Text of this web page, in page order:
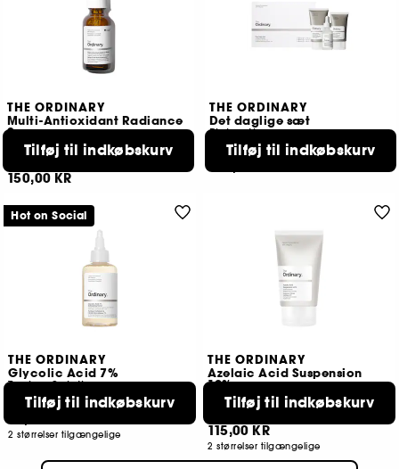
THE ORDINARY
Multi-Antioxidant Radiance
Serum
150,00 KR
Tilføj til indkøbskurv
THE ORDINARY
Det daglige sæt
Plejerutine
74
210,00 KR
Tilføj til indkøbskurv
THE ORDINARY
Glycolic Acid 7%
Toning Solution
897
75,00 KR
2 størrelser tilgængelige
Tilføj til indkøbskurv
Hot on Social
THE ORDINARY
Azelaic Acid Suspension
10%
Serum
115,00 KR
2 størrelser tilgængelige
Tilføj til indkøbskurv